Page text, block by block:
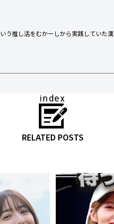
う推し活をむかーしから実践していた漢
index
RELATED POSTS